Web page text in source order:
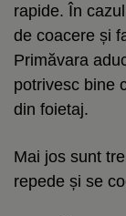
rapide. În
de coacere și
Primăvara
potrivesc bine
din foietaj.
Mai jos sunt
repede și se